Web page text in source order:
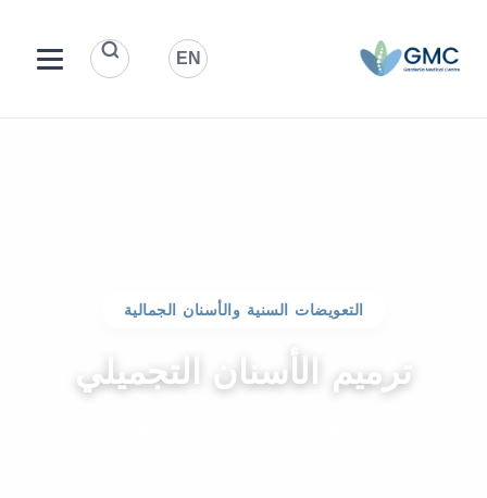
EN
التعويضات السنية والأسنان الجمالية
ترميم الأسنان التجميلي